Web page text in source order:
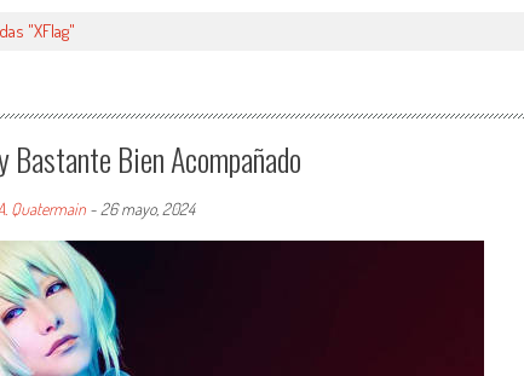
"XFlag"
Bastante Bien Acompañado
Quatermain - 26 mayo, 2024